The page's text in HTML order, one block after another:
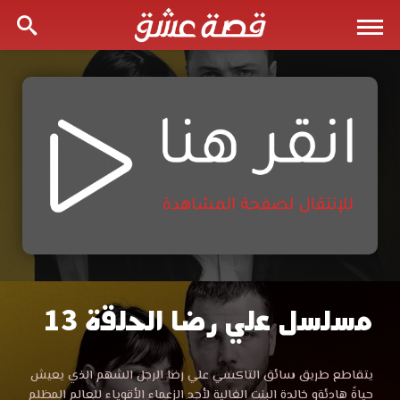
مسلسل
علي
مسلسل علي رضا الحلقة 13
مشاهدة
مسلسل
يتقاطع طريق سائق التاكسي علي رضا الرجل الشهم الذي يعيش
حياةً هادئةو خالدة البنت الغالية لأحد الزعماء الأقوياء للعالم المظلم